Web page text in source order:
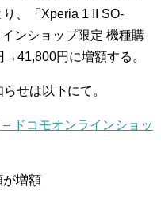
、「Xperia 1 II SO-
ンショップ限定 機種購
円に増額する。
せは以下にて。
ドコモオンラインショッ
が増額